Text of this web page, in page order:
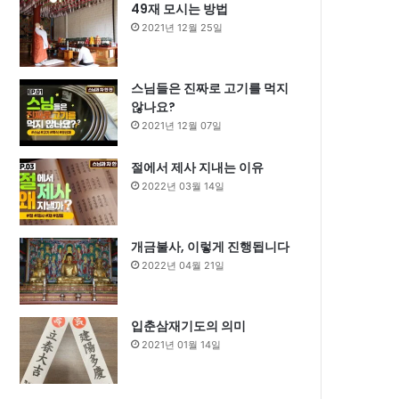
49재 모시는 방법
2021년 12월 25일
스님들은 진짜로 고기를 먹지
않나요?
2021년 12월 07일
절에서 제사 지내는 이유
2022년 03월 14일
개금불사, 이렇게 진행됩니다
2022년 04월 21일
입춘삼재기도의 의미
2021년 01월 14일